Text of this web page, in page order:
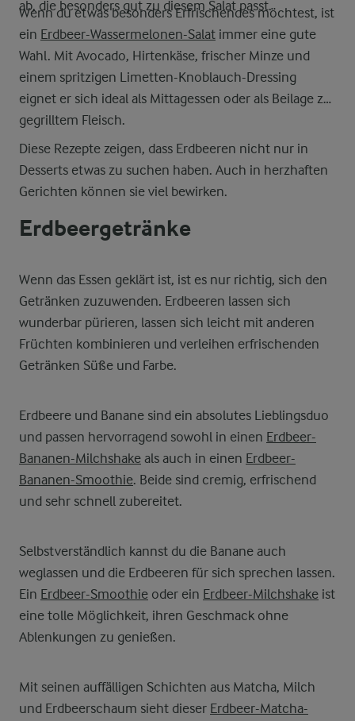
ab, die besonders gut zu diesem Salat passt.
Wenn du etwas besonders Erfrischendes möchtest, ist
ein Erdbeer-Wassermelonen-Salat immer eine gute
Wahl. Mit Avocado, Hirtenkäse, frischer Minze und
einem spritzigen Limetten-Knoblauch-Dressing
eignet er sich ideal als Mittagessen oder als Beilage zu
gegrilltem Fleisch.
Diese Rezepte zeigen, dass Erdbeeren nicht nur in
Desserts etwas zu suchen haben. Auch in herzhaften
Gerichten können sie viel bewirken.
Erdbeergetränke
Wenn das Essen geklärt ist, ist es nur richtig, sich den
Getränken zuzuwenden. Erdbeeren lassen sich
wunderbar pürieren, lassen sich leicht mit anderen
Früchten kombinieren und verleihen erfrischenden
Getränken Süße und Farbe.
Erdbeere und Banane sind ein absolutes Lieblingsduo
und passen hervorragend sowohl in einen Erdbeer-
Bananen-Milchshake als auch in einen Erdbeer-
Bananen-Smoothie. Beide sind cremig, erfrischend
und sehr schnell zubereitet.
Selbstverständlich kannst du die Banane auch
weglassen und die Erdbeeren für sich sprechen lassen.
Ein Erdbeer-Smoothie oder ein Erdbeer-Milchshake ist
eine tolle Möglichkeit, ihren Geschmack ohne
Ablenkungen zu genießen.
Mit seinen auffälligen Schichten aus Matcha, Milch
und Erdbeerschaum sieht dieser Erdbeer-Matcha-